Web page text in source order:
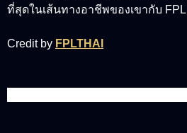
ที่สุดในเส้นทางอาชีพของเขากับ
Credit by FPLTHAI